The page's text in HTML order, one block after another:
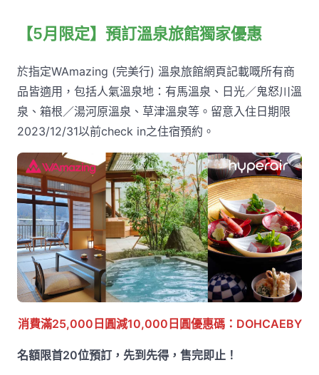
【5月限定】預訂溫泉旅館獨家優惠
於指定WAmazing (完美行) 溫泉旅館網頁記載嘅所有商
品皆適用，包括人氣溫泉地：有馬溫泉、日光／鬼怒川溫
泉、箱根／湯河原溫泉、草津溫泉等。留意入住日期限
2023/12/31以前check in之住宿預約。
消費滿25,000日圓減10,000日圓優惠碼：DOHCAEBY
名額限首20位預訂，先到先得，售完即止！